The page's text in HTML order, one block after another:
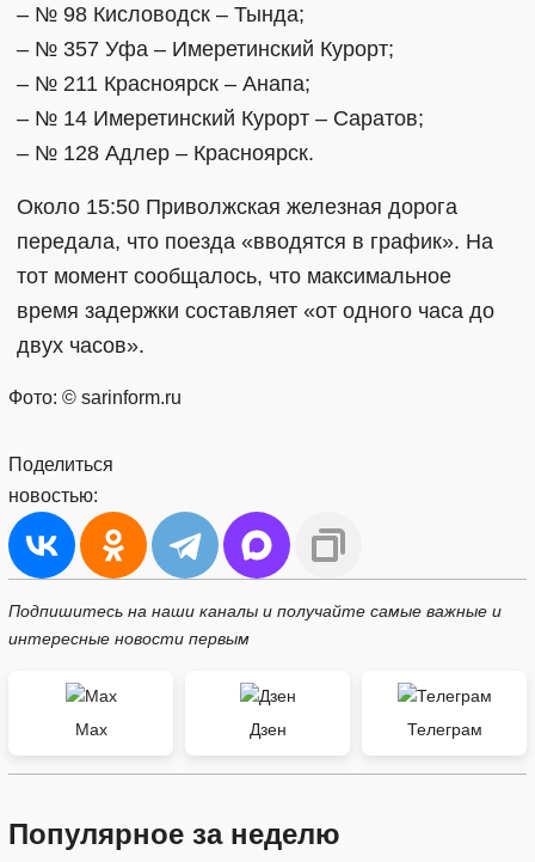
– № 98 Кисловодск – Тында;
– № 357 Уфа – Имеретинский Курорт;
– № 211 Красноярск – Анапа;
– № 14 Имеретинский Курорт – Саратов;
– № 128 Адлер – Красноярск.
Около 15:50 Приволжская железная дорога
передала, что поезда «вводятся в график». На
тот момент сообщалось, что максимальное
время задержки составляет «от одного часа до
двух часов».
Фото: © sarinform.ru
Поделиться
новостью:
Подпишитесь на наши каналы и получайте самые важные и
интересные новости первым
Max Дзен Телеграм
Популярное за неделю